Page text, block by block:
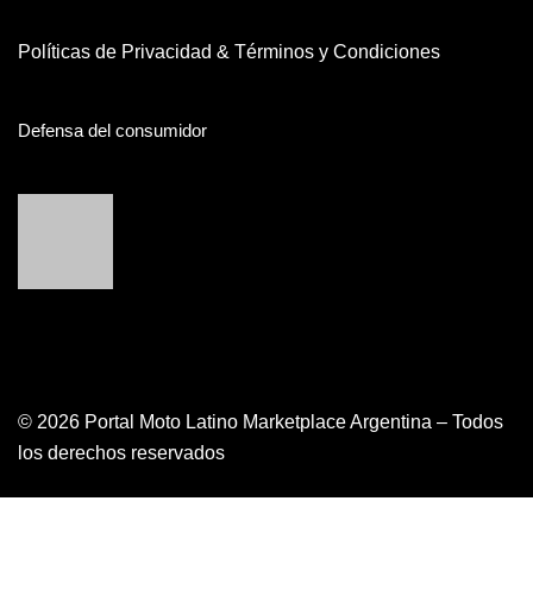
Políticas de Privacidad & Términos y Condiciones
Defensa del consumidor
© 2026 Portal Moto Latino Marketplace Argentina – Todos